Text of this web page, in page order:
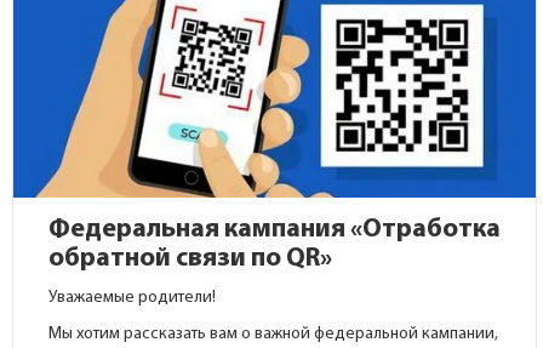
Федеральная кампания «Отработка
обратной связи по QR»
Уважаемые родители!
Мы хотим рассказать вам о важной федеральной кампании,